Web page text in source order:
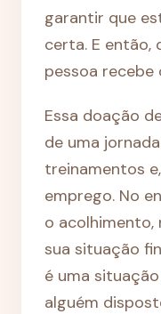
garantir que
certa. E então,
pessoa recebe
Essa doação
de uma
treinamentos
emprego. No
o
sua situação
é uma
alguém